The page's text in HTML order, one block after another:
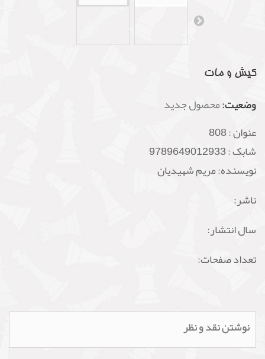
کیش و مات
وضعیت:محصول جدید
عنوان :808
شابک :9789649012933
نویسنده: مریم شهیدیان
ناشر:
سال انتشار:
تعداد صفحات:
نوشتن نقد و نظر